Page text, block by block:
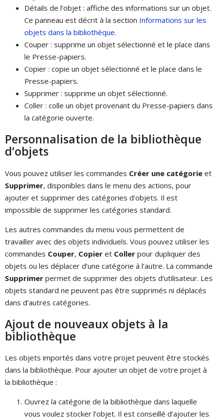
Détails de l’objet : affiche des informations sur un objet.
Ce panneau est décrit à la section Informations sur les
objets dans la bibliothèque.
Couper : supprime un objet sélectionné et le place dans
le Presse-papiers.
Copier : copie un objet sélectionné et le place dans le
Presse-papiers.
Supprimer : supprime un objet sélectionné.
Coller : colle un objet provenant du Presse-papiers dans
la catégorie ouverte.
Personnalisation de la bibliothèque
d’objets
Vous pouvez utiliser les commandes Créer une catégorie et
Supprimer, disponibles dans le menu des actions, pour
ajouter et supprimer des catégories d’objets. Il est
impossible de supprimer les catégories standard.
Les autres commandes du menu vous permettent de
travailler avec des objets individuels. Vous pouvez utiliser les
commandes Couper, Copier et Coller pour dupliquer des
objets ou les déplacer d’une catégorie à l’autre. La commande
Supprimer permet de supprimer des objets d’utilisateur. Les
objets standard ne peuvent pas être supprimés ni déplacés
dans d’autres catégories.
Ajout de nouveaux objets à la
bibliothèque
Les objets importés dans votre projet peuvent être stockés
dans la bibliothèque. Pour ajouter un objet de votre projet à
la bibliothèque :
Ouvrez la catégorie de la bibliothèque dans laquelle
vous voulez stocker l’objet. Il est conseillé d’ajouter les